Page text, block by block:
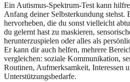
Ein Autismus-Spektrum-Test kann
Anfang deiner Selbsterkundung stehst.
hervorheben, die du sonst vielleicht
du gelernt hast zu maskieren,
herunterzuspielen oder alles als
Er kann dir auch helfen, mehrere
vergleichen: soziale Kommunikation,
Routinen, Aufmerksamkeit, Interessen
Unterstützungsbedarfe.